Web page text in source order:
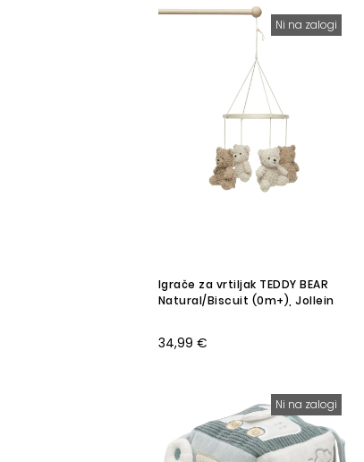
Ni na zalogi
Igrače za vrtiljak TEDDY BEAR
Natural/Biscuit (0m+), Jollein
34,99 €
Ni na zalogi